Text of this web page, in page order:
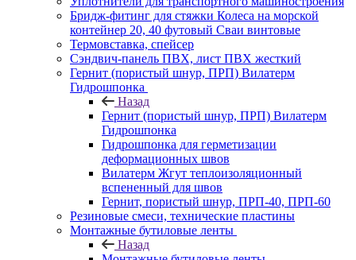
Бридж-фитинг для стяжки Колеса на морской
контейнер 20, 40 футовый Сваи винтовые
Термовставка, спейсер
Сэндвич-панель ПВХ, лист ПВХ жесткий
Гернит (пористый шнур, ПРП) Вилатерм
Гидрошпонка
Назад
Гернит (пористый шнур, ПРП) Вилатерм
Гидрошпонка
Гидрошпонка для герметизации
деформационных швов
Вилатерм Жгут теплоизоляционный
вспененный для швов
Гернит, пористый шнур, ПРП-40, ПРП-60
Резиновые смеси, технические пластины
Монтажные бутиловые ленты
Назад